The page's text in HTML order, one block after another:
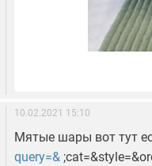
10.02.2021 15:10
Мятые шары вот тут
query=&